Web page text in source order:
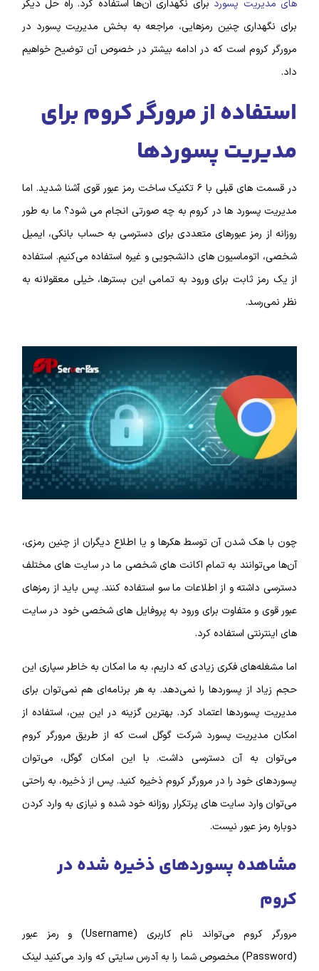
های مدیریت پسورد برای نگهداری آن‌ها استفاده کرد. راه حل دیگر
برای نگهداری چنین رمز‌هایی، مراجعه به بخش مدیریت پسورد در
مرورگر کروم است که در ادامه بیشتر در خصوص آن توضیح خواهیم
داد.
استفاده از مرورگر کروم برای
مدیریت پسورد‌ها
در قسمت های قبلی با ۶ تکنیک ساخت رمز عبور قوی آشنا شدید. اما
مدیریت پسورد ها در کروم به چه صورتی انجام می شود؟ ما به طور
روزانه از رمز عبور‌های متعددی برای دسترسی به حساب بانکی، ‌ایمیل
شخصی، اتوماسیون‌ های دانشجویی و غیره استفاده می‌کنیم. استفاده
از یک رمز ثابت برای ورود به تمامی این بستر‌ها، خیلی معقولانه به
نظر نمی‌رسد.
چون با هک شدن آن توسط هکر‌ها و یا اطلاع دیگران از چنین رمزی،
آن‌ها می‌توانند به تمام اکانت های شخصی ما در سایت‌ های مختلف
دسترسی داشته و از اطلاعات ما سو استفاده کنند. پس باید از رمز‌های
عبور قوی و متفاوت برای ورود به پروفایل‌ های شخصی خود در سایت‌
های اینترنتی استفاده کرد.
اما مشغله‌های فکری زیادی که داریم، به ما امکان به خاطر سپاری این
حجم زیاد از پسورد‌ها را نمی‌دهد. به هر برنامه‌ای هم نمی‌توان برای
مدیریت پسورد‌ها اعتماد کرد. بهترین گزینه در این بین، استفاده از
امکان مدیریت پسورد شرکت گوگل است که از طریق مرورگر کروم
می‌توان به آن دسترسی داشت. با این امکان گوگل، می‌توان
پسورد‌های خود را در مرورگر کروم ذخیره کنید. پس از ذخیره، به راحتی
می‌توان وارد سایت‌ های پرتکرار روزانه خود شده و نیازی به وارد کردن
دوباره رمز عبور نیست.
مشاهده پسورد‌های ذخیره شده در
کروم
مرورگر کروم می‌تواند نام کاربری (Username) و رمز عبور
(Password) مخصوص شما را به آدرس سایتی که وارد می‌کنید لینک